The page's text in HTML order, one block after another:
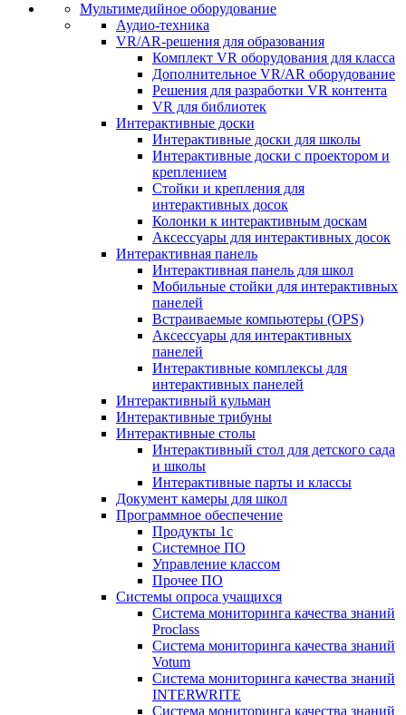
Мультимедийное оборудование
Аудио-техника
VR/AR-решения для образования
Комплект VR оборудования для класса
Дополнительное VR/AR оборудование
Решения для разработки VR контента
VR для библиотек
Интерактивные доски
Интерактивные доски для школы
Интерактивные доски с проектором и
креплением
Стойки и крепления для
интерактивных досок
Колонки к интерактивным доскам
Аксессуары для интерактивных досок
Интерактивная панель
Интерактивная панель для школ
Мобильные стойки для интерактивных
панелей
Встраиваемые компьютеры (OPS)
Аксессуары для интерактивных
панелей
Интерактивные комплексы для
интерактивных панелей
Интерактивный кульман
Интерактивные трибуны
Интерактивные столы
Интерактивный стол для детского сада
и школы
Интерактивные парты и классы
Документ камеры для школ
Программное обеспечение
Продукты 1с
Системное ПО
Управление классом
Прочее ПО
Системы опроса учащихся
Система мониторинга качества знаний
Proclass
Система мониторинга качества знаний
Votum
Система мониторинга качества знаний
INTERWRITE
Система мониторинга качества знаний